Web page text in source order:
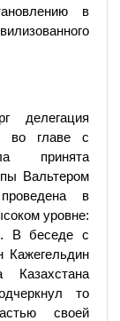
в
делегация
во главе с
принята
Вальтером
в
уровне:
В беседе с
Кажегельдин
Казахстана
то
своей